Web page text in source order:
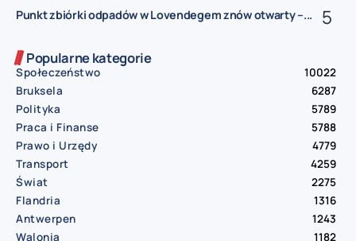
Punkt zbiórki odpadów w Lovendegem znów otwarty –...
Popularne kategorie
Społeczeństwo
10022
Bruksela
6287
Polityka
5789
Praca i Finanse
5788
Prawo i Urzędy
4779
Transport
4259
Świat
2275
Flandria
1316
Antwerpen
1243
Walonia
1182